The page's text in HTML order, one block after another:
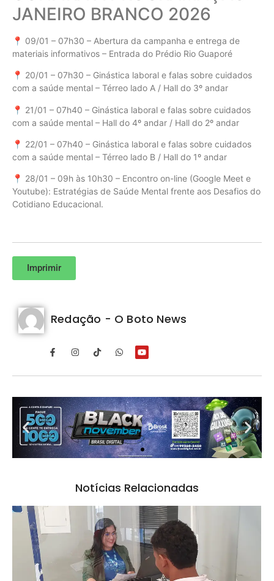
JANEIRO BRANCO 2026
📍 09/01 – 07h30 – Abertura da campanha e entrega de
materiais informativos – Entrada do Prédio Rio Guaporé
📍 20/01 – 07h30 – Ginástica laboral e falas sobre cuidados
com a saúde mental – Térreo lado A / Hall do 3º andar
📍 21/01 – 07h40 – Ginástica laboral e falas sobre cuidados
com a saúde mental – Hall do 4º andar / Hall do 2º andar
📍 22/01 – 07h40 – Ginástica laboral e falas sobre cuidados
com a saúde mental – Térreo lado B / Hall do 1º andar
📍 28/01 – 09h às 10h30 – Encontro on-line (Google Meet e
Youtube): Estratégias de Saúde Mental frente aos Desafios do
Cotidiano Educacional.
Imprimir
Redação - O Boto News
Notícias Relacionadas